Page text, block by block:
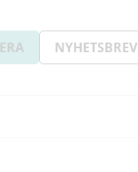
NYHETSBREV